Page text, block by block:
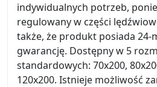
indywidualnych potrzeb,
regulowany w części
także, że produkt posiada 24-
gwarancję. Dostępny w 5
standardowych: 70x200,
120x200. Istnieje możliwość